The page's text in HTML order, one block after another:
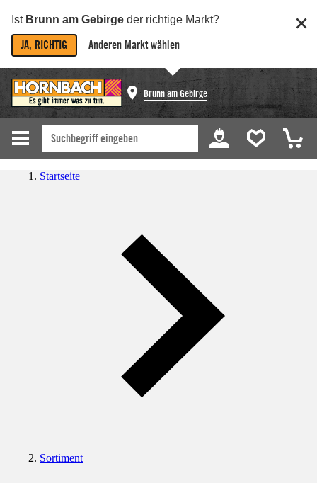
Ist Brunn am Gebirge der richtige Markt?
JA, RICHTIG Anderen Markt wählen
Brunn am Gebirge
Startseite
Sortiment